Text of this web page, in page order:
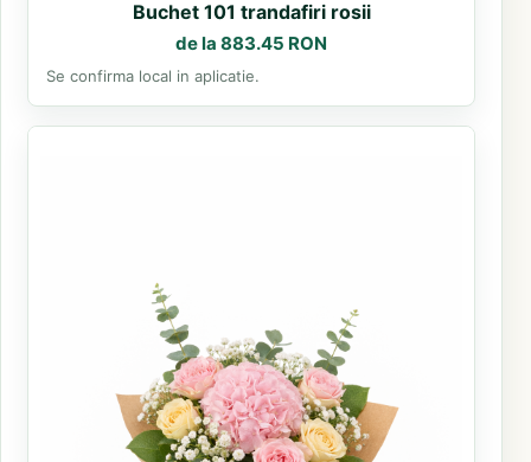
Buchet 101 trandafiri rosii
de la 883.45 RON
Se confirma local in aplicatie.